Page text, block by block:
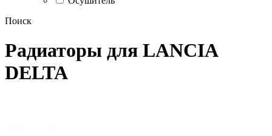
Поиск
Радиаторы для LANCIA
DELTA